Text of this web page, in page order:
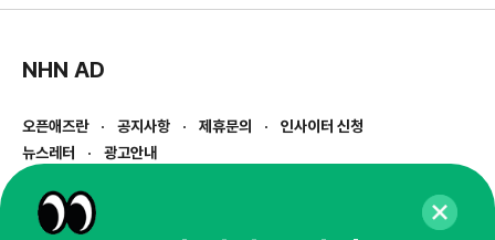
NHN AD
오픈애즈란 공지사항 제휴문의
인사이터 신청
뉴스레터
광고안내
경기도 성남시 분당구 대왕판교로645번길 16
사업자등록번호 : 144-81-27690(